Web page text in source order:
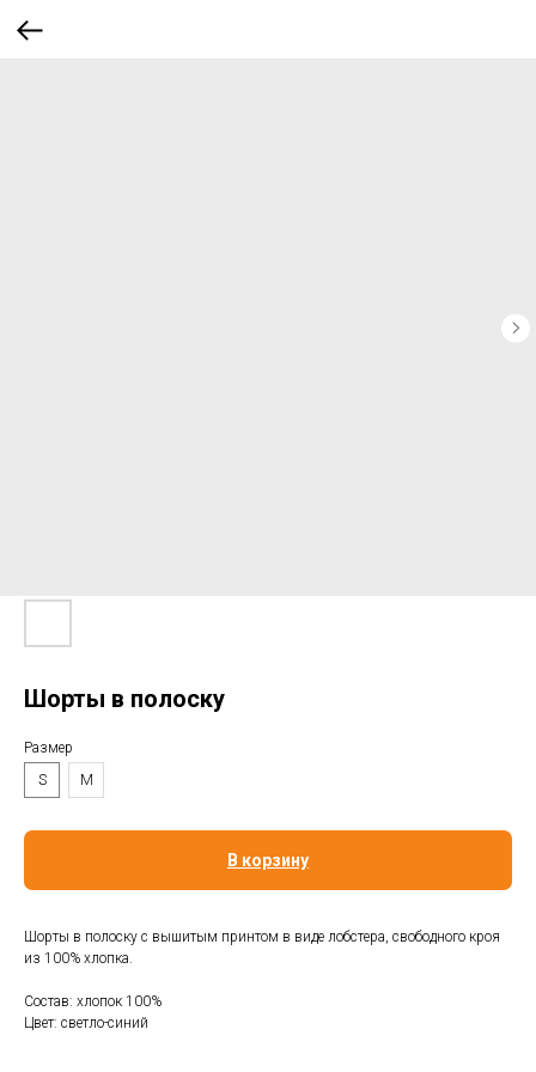
Шорты в полоску
Размер
S
M
В корзину
Шорты в полоску с вышитым принтом в виде лобстера, свободного кроя
из 100% хлопка.
Состав: хлопок 100%
Цвет: светло-синий